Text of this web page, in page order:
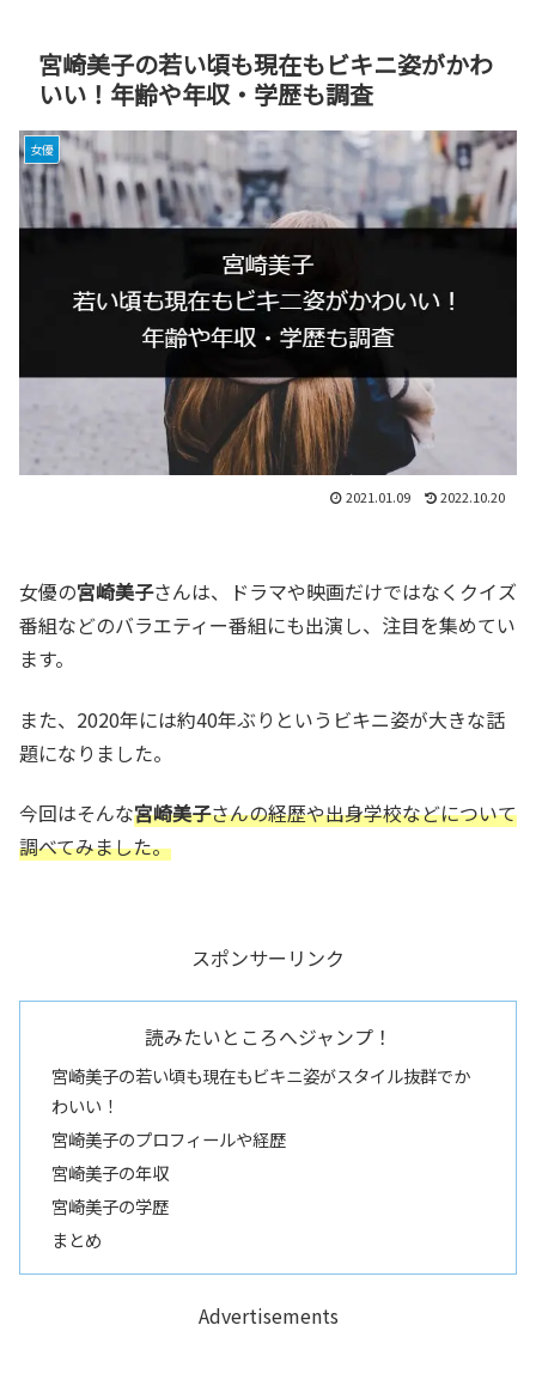
宮崎美子の若い頃も現在もビキニ姿がかわ
いい！年齢や年収・学歴も調査
女優
2021.01.09 2022.10.20
女優の宮崎美子さんは、ドラマや映画だけではなくクイズ
番組などのバラエティー番組にも出演し、注目を集めてい
ます。
また、2020年には約40年ぶりというビキニ姿が大きな話
題になりました。
今回はそんな宮崎美子さんの経歴や出身学校などについて
調べてみました。
スポンサーリンク
読みたいところへジャンプ！
宮崎美子の若い頃も現在もビキニ姿がスタイル抜群でか
わいい！
宮崎美子のプロフィールや経歴
宮崎美子の年収
宮崎美子の学歴
まとめ
Advertisements